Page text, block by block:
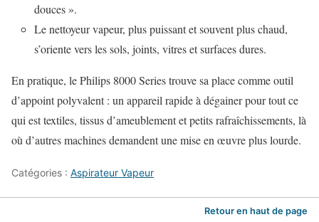
douces ».
Le nettoyeur vapeur, plus puissant et souvent plus chaud,
s’oriente vers les sols, joints, vitres et surfaces dures.
En pratique, le Philips 8000 Series trouve sa place comme outil
d’appoint polyvalent : un appareil rapide à dégainer pour tout ce
qui est textiles, tissus d’ameublement et petits rafraîchissements, là
où d’autres machines demandent une mise en œuvre plus lourde.
Catégories : Aspirateur Vapeur
Retour en haut de page